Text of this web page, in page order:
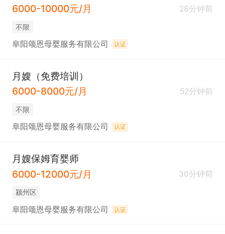
6000-10000元/月
28分钟前
不限
阜阳颂恩母婴服务有限公司 认证
月嫂（免费培训）
6000-8000元/月
52分钟前
不限
阜阳颂恩母婴服务有限公司 认证
月嫂保姆育婴师
6000-12000元/月
30分钟前
颍州区
阜阳颂恩母婴服务有限公司 认证